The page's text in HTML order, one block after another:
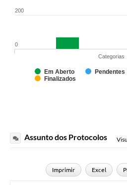
Categorias
Em Aberto Pendentes
Finalizados
0
200
Assunto dos Protocolos
Imprimir Excel